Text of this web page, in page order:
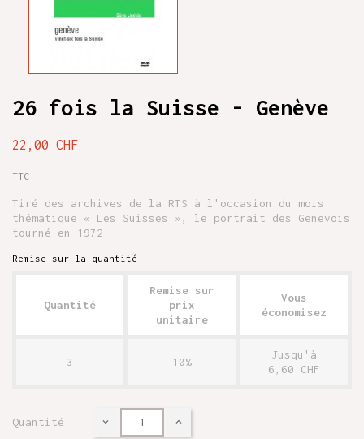
26 fois la Suisse - Genève
22,00 CHF
TTC
Tiré des archives de la RTS à l'occasion du mois
thématique « Les Suisses », le portrait des Genevois
tourné en 1972.
Remise sur la quantité
Quantité
Remise sur
prix
unitaire
Vous
économisez
3 10%
Jusqu'à
6,60 CHF
Quantité